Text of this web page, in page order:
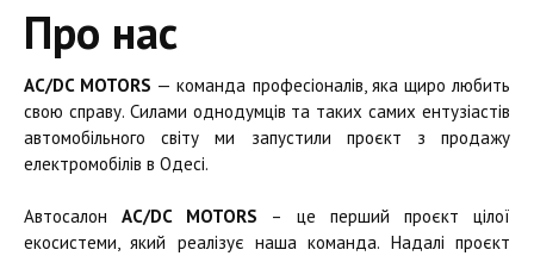
Про нас
AC/DC MOTORS — команда професіоналів, яка щиро любить
свою справу. Силами однодумців та таких самих ентузіастів
автомобільного світу ми запустили проєкт з продажу
електромобілів в Одесі.
АвтосалонAC/DC MOTORS – це перший проєкт цілої
екосистеми, який реалізує наша команда. Надалі проєкт